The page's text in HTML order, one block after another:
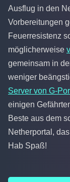
Ausflug in den
Vorbereitungen
Feuerresistenz
möglicherweise
gemeinsam in
weniger
Server von G-
einigen
Beste aus dem
Netherportal,
Hab Spaß!